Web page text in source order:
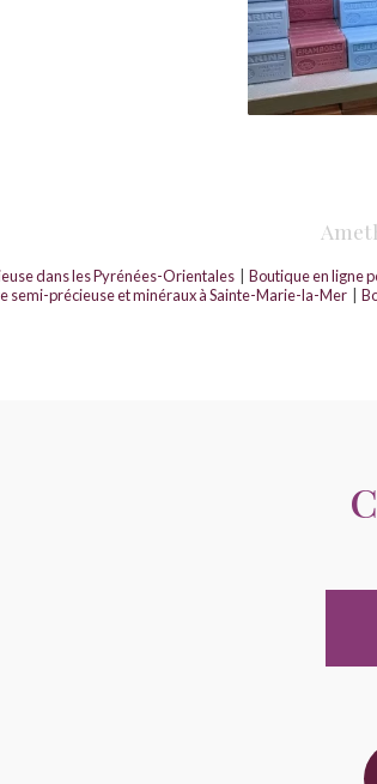
dans les Pyrénées-Orientales | Boutique en ligne
semi-précieuse et minéraux à Sainte-Marie-la-Mer |